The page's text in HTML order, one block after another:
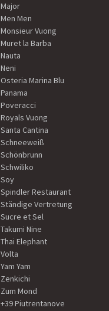
Major
Men Men
Monsieur Vuong
Muret la Barba
Nauta
Neni
Osteria Marina Blu
Panama
Poveracci
Royals Vuong
Santa Cantina
Schneeweiß
Schönbrunn
Schwiliko
Soy
Spindler Restaurant
Ständige Vertretung
Sucre et Sel
Takumi Nine
Thai Elephant
Volta
Yam Yam
Zenkichi
Zum Mond
+39 Piutrentanove